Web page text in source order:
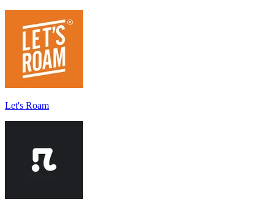
Let's Roam